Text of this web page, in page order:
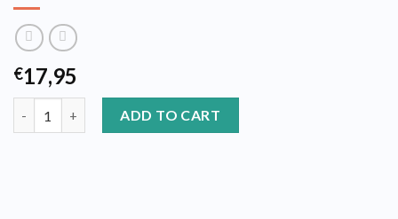
€17,95
ADD TO CART